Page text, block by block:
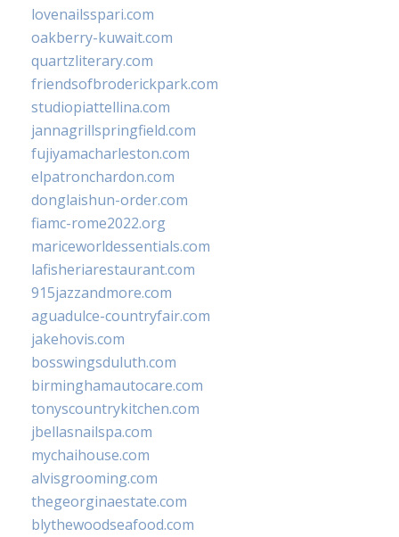
lovenailsspari.com
oakberry-kuwait.com
quartzliterary.com
friendsofbroderickpark.com
studiopiattellina.com
jannagrillspringfield.com
fujiyamacharleston.com
elpatronchardon.com
donglaishun-order.com
fiamc-rome2022.org
mariceworldessentials.com
lafisheriarestaurant.com
915jazzandmore.com
aguadulce-countryfair.com
jakehovis.com
bosswingsduluth.com
birminghamautocare.com
tonyscountrykitchen.com
jbellasnailspa.com
mychaihouse.com
alvisgrooming.com
thegeorginaestate.com
blythewoodseafood.com